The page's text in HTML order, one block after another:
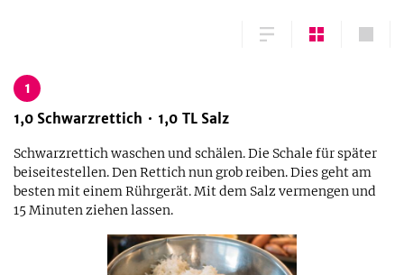
1
1,0 Schwarzrettich 1,0 TL Salz
Schwarzrettich waschen und schälen. Die Schale für später
beiseitestellen. Den Rettich nun grob reiben. Dies geht am
besten mit einem Rührgerät. Mit dem Salz vermengen und
15 Minuten ziehen lassen.